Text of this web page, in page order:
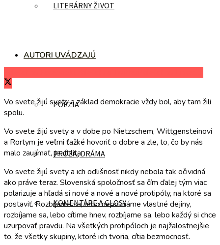
LITERÁRNY ŽIVOT
AUTORI UVÁDZAJÚ
POÉZIA
PRÓZA, DRÁMA
KOMENTÁRE A GLOSY
Vo svete žijú svety a základ demokracie vždy bol, aby tam žili
spolu.
Vo svete žijú svety a v dobe po Nietzschem, Wittgensteinovi
a Rortym je veľmi ťažké hovoriť o dobre a zle, to, čo by nás
malo zaujímať, je utilita.
Vo svete žijú svety a ich odlišnosť nikdy nebola tak očividná
ako práve teraz. Slovenská spoločnosť sa čím ďalej tým viac
polarizuje a hľadá si nové a nové a nové protipóly, na ktoré sa
postaviť. Rozbíjame sa, lebo nepoznáme vlastné dejiny,
rozbíjame sa, lebo cítime hnev, rozbíjame sa, lebo každý si chce
uzurpovať pravdu. Na všetkých protipóloch je najžalostnejšie
to, že všetky skupiny, ktoré ich tvoria, cítia bezmocnosť.